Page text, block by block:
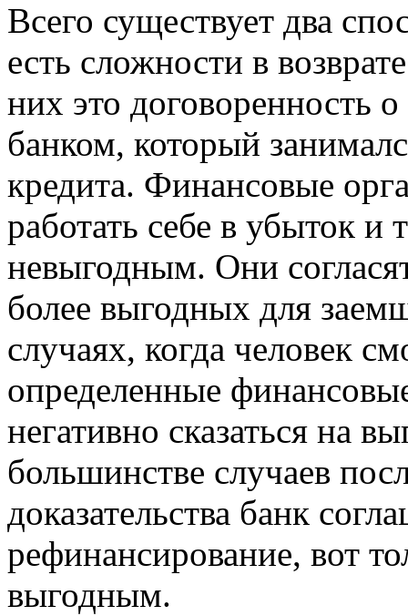
Всего существует два
есть сложности в
них это договоренность
банком, который
кредита. Финансовые
работать себе в убыток и
невыгодным. Они
более выгодных для
случаях, когда человек
определенные
негативно сказаться на
большинстве случаев
доказательства банк
рефинансирование, вот
выгодным.